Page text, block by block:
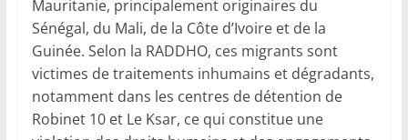
Mauritanie, principalement originaires du
Sénégal, du Mali, de la Côte d’Ivoire et de la
Guinée. Selon la RADDHO, ces migrants sont
victimes de traitements inhumains et dégradants,
notamment dans les centres de détention de
Robinet 10 et Le Ksar, ce qui constitue une